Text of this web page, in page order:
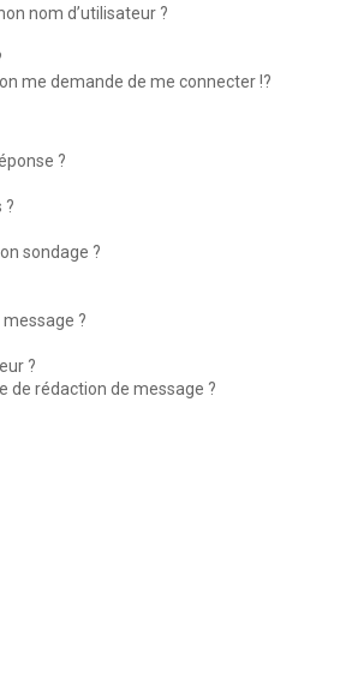
nom d’utilisateur ?
me demande de me connecter !?
?
?
sondage ?
?
?
de rédaction de message ?